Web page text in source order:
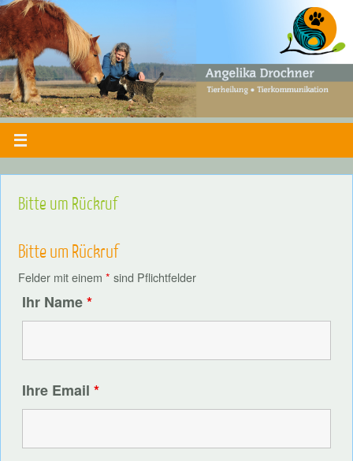
Bitte um Rückruf
Bitte um Rückruf
Felder mit einem * sind Pflichtfelder
Ihr Name*
Ihre Email *